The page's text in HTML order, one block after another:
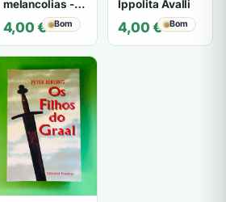
melancolias -
Mantegazza
4,00€ Bom
Ippolita Avalli
4,00€ Bom